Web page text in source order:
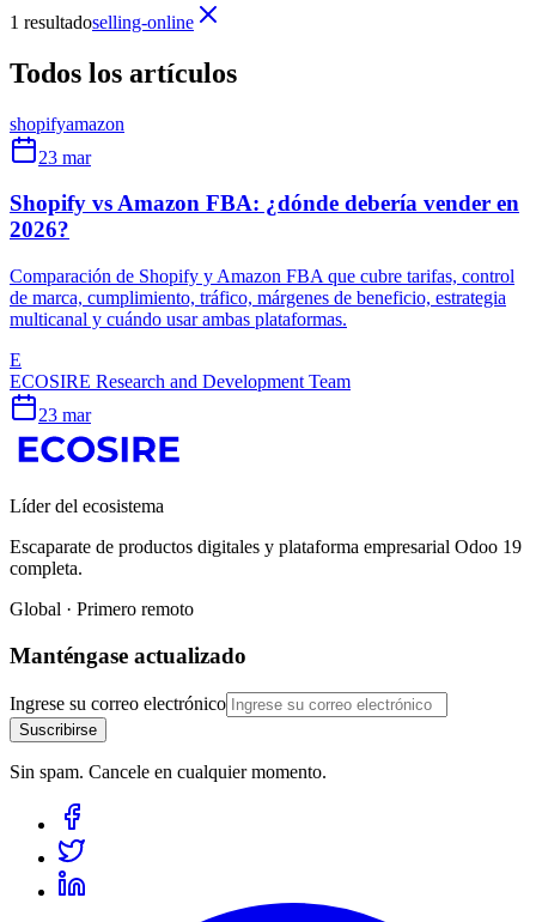
1 resultadoselling-online
Todos los artículos
shopifyamazon
23 mar
Shopify vs Amazon FBA: ¿dónde debería vender en
2026?
Comparación de Shopify y Amazon FBA que cubre tarifas, control
de marca, cumplimiento, tráfico, márgenes de beneficio, estrategia
multicanal y cuándo usar ambas plataformas.
E
ECOSIRE Research and Development Team
23 mar
Líder del ecosistema
Escaparate de productos digitales y plataforma empresarial Odoo 19
completa.
Global · Primero remoto
Manténgase actualizado
Ingrese su correo electrónico
Suscribirse
Sin spam. Cancele en cualquier momento.